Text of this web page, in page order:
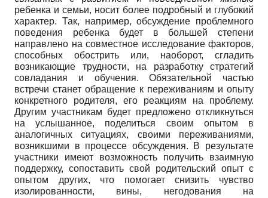
ребенка и семьи, носит более подробный и глубокий
характер. Так, например, обсуждение проблемного
поведения ребенка будет в большей степени
направлено на совместное исследование факторов,
способных обострить или, наоборот, сгладить
возникающие трудности, на разработку стратегий
совладания и обучения. Обязательной частью
встречи станет обращение к переживаниям и опыту
конкретного родителя, его реакциям на проблему.
Другим участникам будет предложено откликнуться
на услышанное, поделиться своим опытом в
аналогичных ситуациях, своими переживаниями,
возникшими в процессе обсуждения. В результате
участники имеют возможность получить взаимную
поддержку, сопоставить свой родительский опыт с
опытом других, что помогает снизить чувство
изолированности, вины, негодования на